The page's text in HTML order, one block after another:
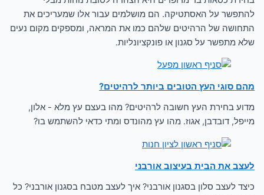
להתפשר על האסתטיקה. הם מושלמים עבור אלו שמעריכים את
התחושה של הרהיטים שלהם כמו את המראה, ומספקים מקום נעים
שלא מתפשר על סגנון או פונקציונליות.
מהם סוגי העץ הטובים ביותר לרהיטים?
מדוע בחירת העץ חשובה לרהיטים? מהו בעצם עץ מלא - אלון,
מייפל, דובדבן, אגוז. מהו עץ מהונדס ומתי כדאי להשתמש בו?
לעצב את הבית בעיצוב אורבני
כיצד לעצב סלון בסגנון אורבני? איך לעצב מטבח בסגנון אורבני? כל